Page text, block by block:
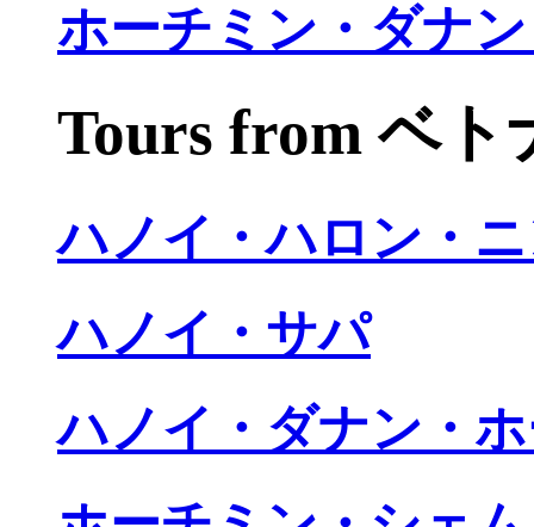
ホーチミン・ダナ
Tours from ベト
ハノイ・ハロン・
ハノイ・サパ
ハノイ・ダナン・